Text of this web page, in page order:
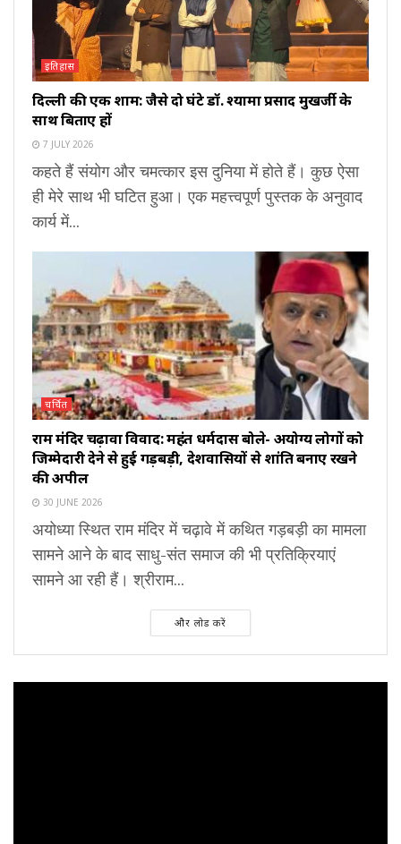
इतिहास
दिल्ली की एक शाम: जैसे दो घंटे डॉ. श्यामा प्रसाद मुखर्जी के
साथ बिताए हों
7 JULY 2026
कहते हैं संयोग और चमत्कार इस दुनिया में होते हैं। कुछ ऐसा
ही मेरे साथ भी घटित हुआ। एक महत्त्वपूर्ण पुस्तक के अनुवाद
कार्य में...
चर्चित
राम मंदिर चढ़ावा विवाद: महंत धर्मदास बोले- अयोग्य लोगों को
जिम्मेदारी देने से हुई गड़बड़ी, देशवासियों से शांति बनाए रखने
की अपील
30 JUNE 2026
अयोध्या स्थित राम मंदिर में चढ़ावे में कथित गड़बड़ी का मामला
सामने आने के बाद साधु-संत समाज की भी प्रतिक्रियाएं
सामने आ रही हैं। श्रीराम...
और लोड करें